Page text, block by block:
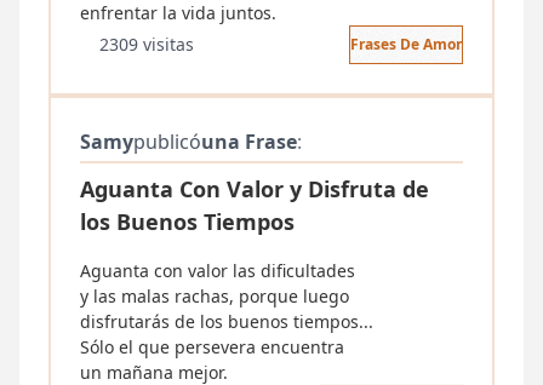
enfrentar la vida juntos.
2309 visitas
Frases De Amor
Samypublicóuna Frase:
Aguanta Con Valor y Disfruta de
los Buenos Tiempos
Aguanta con valor las dificultades
y las malas rachas, porque luego
disfrutarás de los buenos tiempos...
Sólo el que persevera encuentra
un mañana mejor.